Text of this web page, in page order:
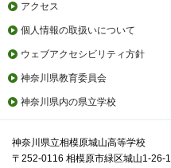
アクセス
個人情報の取扱いについて
ウェブアクセシビリティ方針
神奈川県教育委員会
神奈川県内の県立学校
神奈川県立相模原城山高等学校
〒252-0116 相模原市緑区城山1-26-1